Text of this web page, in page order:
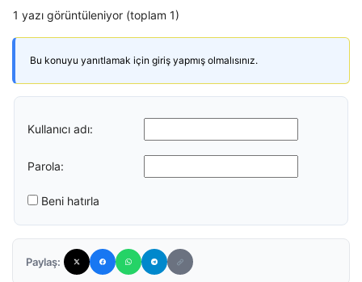
1 yazı görüntüleniyor (toplam 1)
Bu konuyu yanıtlamak için giriş yapmış olmalısınız.
Kullanıcı adı:
Parola:
Beni hatırla
Paylaş: